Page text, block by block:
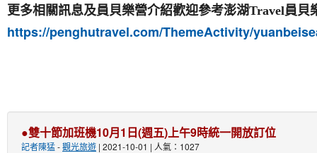
更多相關訊息及員貝樂營介紹歡迎參考澎湖Travel員貝
https://penghutravel.com/ThemeActivity/
●雙十節加班機10月1日(週五)上午9時統一開放訂位
記者陳猛-觀光旅遊 | 2021-10-01 | 人氣：1027